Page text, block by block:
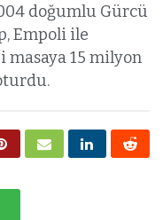
doğumlu Gürcü
Empoli ile
masaya 15 milyon